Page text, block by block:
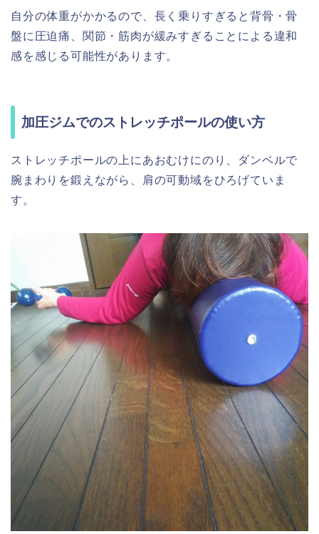
自分の体重がかかるので、長く乗りすぎると背骨・骨
盤に圧迫痛、関節・筋肉が緩みすぎることによる違和
感を感じる可能性があります。
加圧ジムでのストレッチポールの使い方
ストレッチポールの上にあおむけにのり、ダンベルで
腕まわりを鍛えながら、肩の可動域をひろげていま
す。